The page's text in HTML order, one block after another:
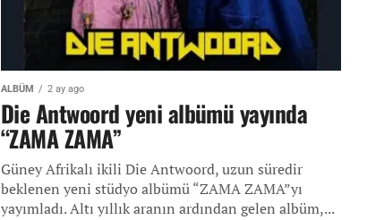
ALBÜM 2 ay ago
Die Antwoord yeni albümü yayında
“ZAMA ZAMA”
Güney Afrikalı ikili Die Antwoord, uzun süredir
beklenen yeni stüdyo albümü “ZAMA ZAMA”yı
yayımladı. Altı yıllık aranın ardından gelen albüm,...